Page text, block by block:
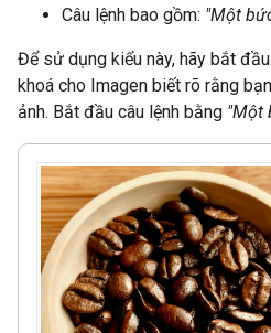
Câu lệnh bao gồm: "Một
Để sử dụng kiểu này, hãy bắt
khoá cho Imagen biết rõ rằng
ảnh. Bắt đầu câu lệnh bằng "Một